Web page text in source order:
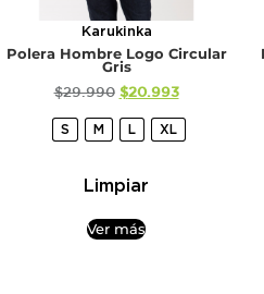
Karukinka
Polera Hombre Logo Circular
Gris
$29.990 $20.993
S M L XL
Limpiar
Ver más